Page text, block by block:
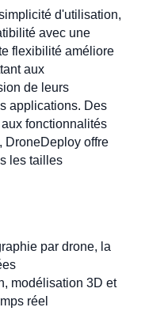
d'utilisation,
avec une
flexibilité améliore
aux
de leurs
applications. Des
fonctionnalités
DroneDeploy offre
les tailles
par drone, la
modélisation 3D et
réel